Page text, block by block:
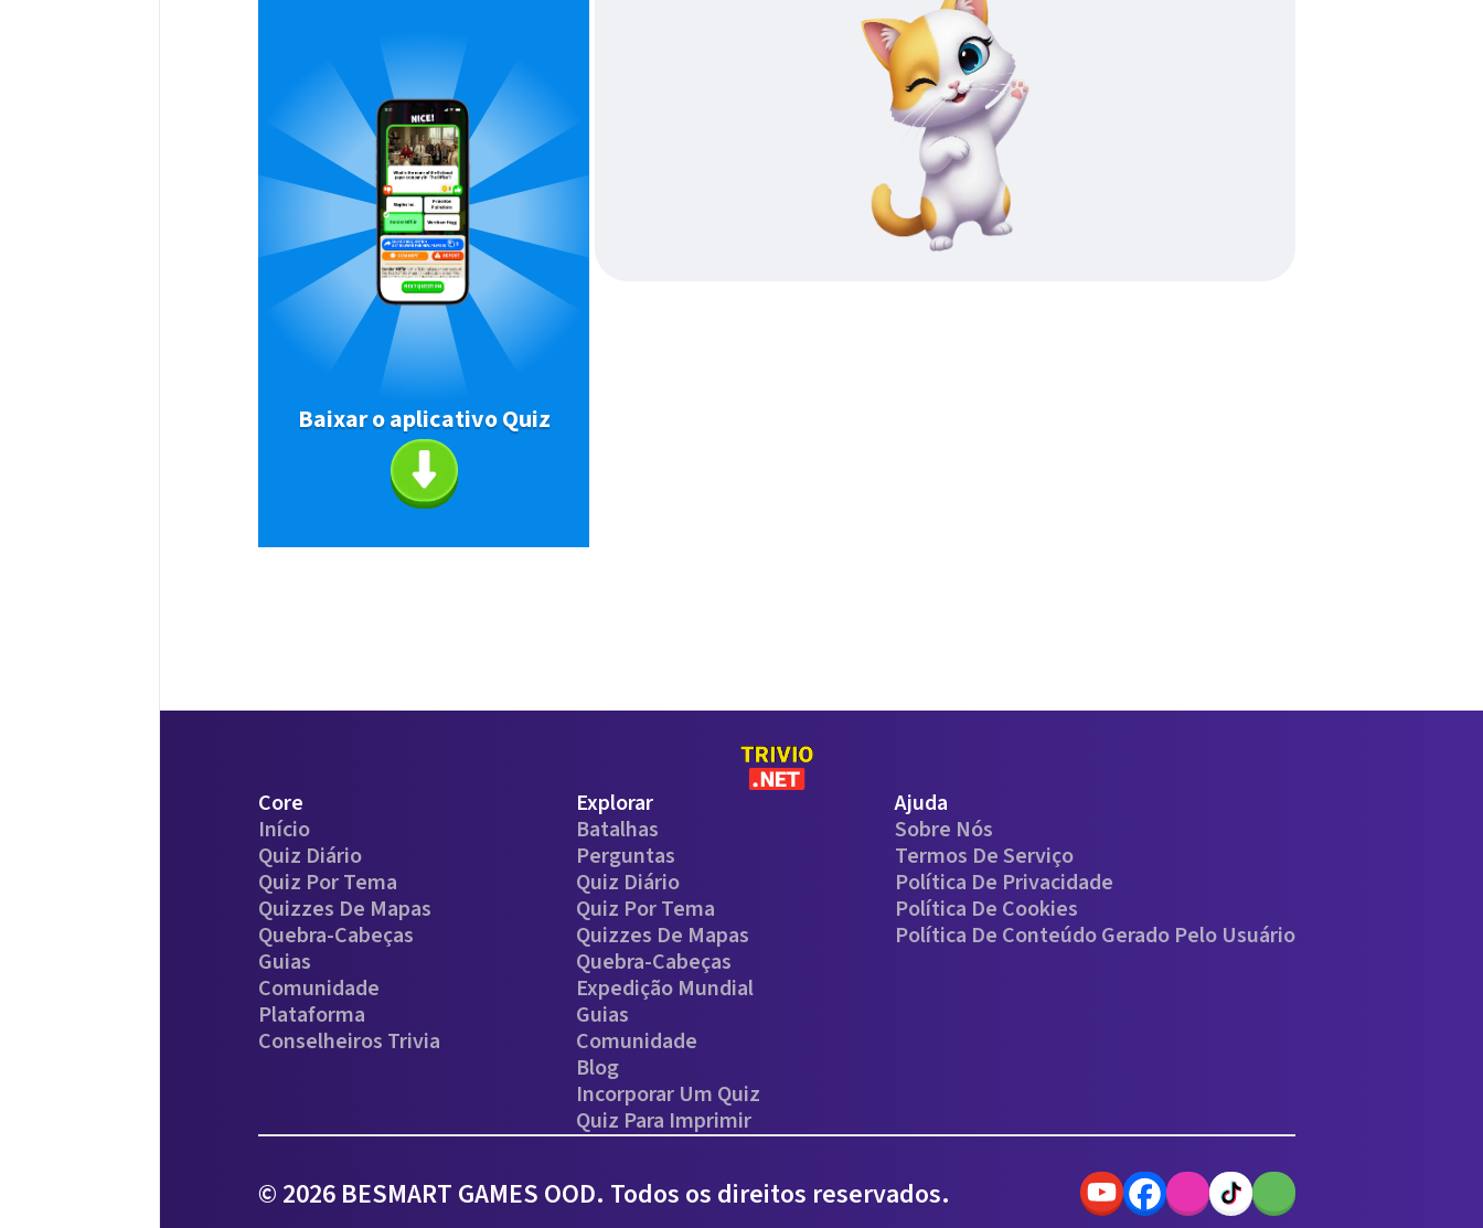
Baixar o aplicativo Quiz
Core
Início
Quiz Diário
Quiz Por Tema
Quizzes De Mapas
Quebra-Cabeças
Guias
Comunidade
Plataforma
Conselheiros Trivia
Explorar
Batalhas
Perguntas
Quiz Diário
Quiz Por Tema
Quizzes De Mapas
Quebra-Cabeças
Expedição Mundial
Guias
Comunidade
Blog
Incorporar Um Quiz
Quiz Para Imprimir
Ajuda
Sobre Nós
Termos De Serviço
Política De Privacidade
Política De Cookies
Política De Conteúdo Gerado Pelo Usuário
© 2026 BESMART GAMES OOD. Todos os direitos reservados.